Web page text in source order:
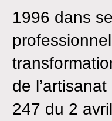
1996 dans
de
247 du 2